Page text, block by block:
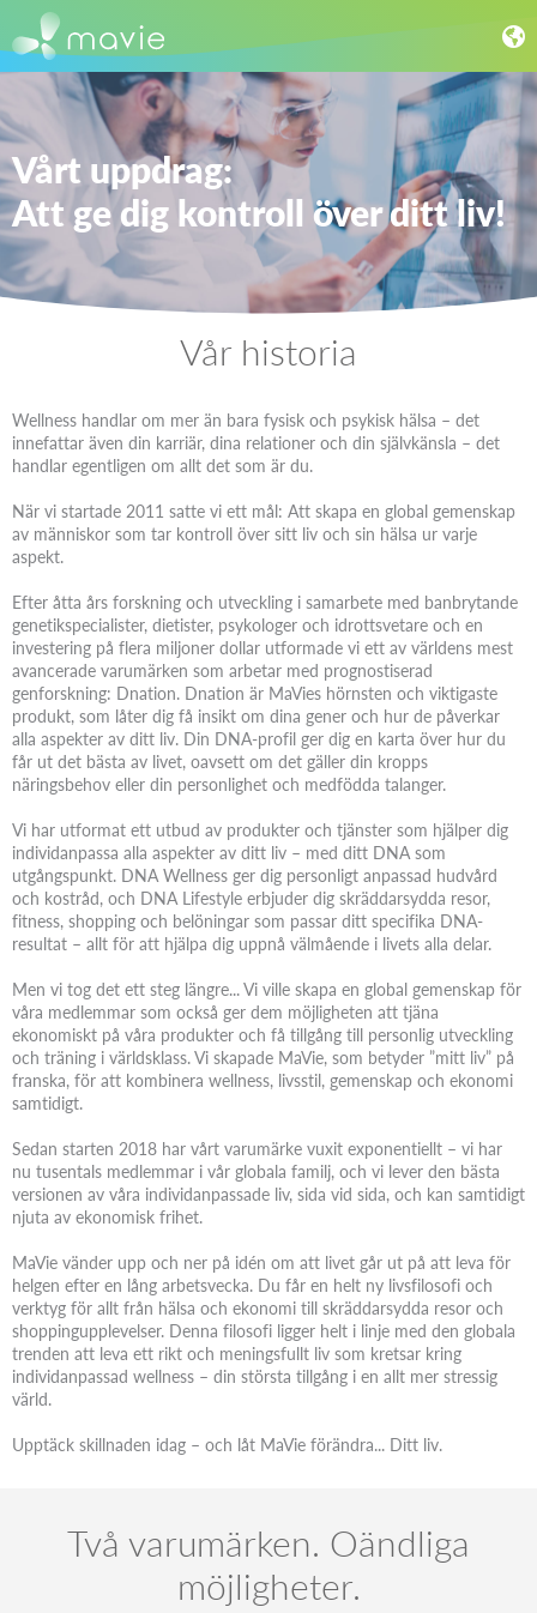
Vårt uppdrag:
Att ge dig kontroll över ditt liv!
Vår historia
Wellness handlar om mer än bara fysisk och psykisk hälsa – det
innefattar även din karriär, dina relationer och din självkänsla – det
handlar egentligen om allt det som är du.
När vi startade 2011 satte vi ett mål: Att skapa en global gemenskap
av människor som tar kontroll över sitt liv och sin hälsa ur varje
aspekt.
Efter åtta års forskning och utveckling i samarbete med banbrytande
genetikspecialister, dietister, psykologer och idrottsvetare och en
investering på flera miljoner dollar utformade vi ett av världens mest
avancerade varumärken som arbetar med prognostiserad
genforskning: Dnation. Dnation är MaVies hörnsten och viktigaste
produkt, som låter dig få insikt om dina gener och hur de påverkar
alla aspekter av ditt liv. Din DNA-profil ger dig en karta över hur du
får ut det bästa av livet, oavsett om det gäller din kropps
näringsbehov eller din personlighet och medfödda talanger.
Vi har utformat ett utbud av produkter och tjänster som hjälper dig
individanpassa alla aspekter av ditt liv – med ditt DNA som
utgångspunkt. DNA Wellness ger dig personligt anpassad hudvård
och kostråd, och DNA Lifestyle erbjuder dig skräddarsydda resor,
fitness, shopping och belöningar som passar ditt specifika DNA-
resultat – allt för att hjälpa dig uppnå välmående i livets alla delar.
Men vi tog det ett steg längre... Vi ville skapa en global gemenskap för
våra medlemmar som också ger dem möjligheten att tjäna
ekonomiskt på våra produkter och få tillgång till personlig utveckling
och träning i världsklass. Vi skapade MaVie, som betyder ”mitt liv” på
franska, för att kombinera wellness, livsstil, gemenskap och ekonomi
samtidigt.
Sedan starten 2018 har vårt varumärke vuxit exponentiellt – vi har
nu tusentals medlemmar i vår globala familj, och vi lever den bästa
versionen av våra individanpassade liv, sida vid sida, och kan samtidigt
njuta av ekonomisk frihet.
MaVie vänder upp och ner på idén om att livet går ut på att leva för
helgen efter en lång arbetsvecka. Du får en helt ny livsfilosofi och
verktyg för allt från hälsa och ekonomi till skräddarsydda resor och
shoppingupplevelser. Denna filosofi ligger helt i linje med den globala
trenden att leva ett rikt och meningsfullt liv som kretsar kring
individanpassad wellness – din största tillgång i en allt mer stressig
värld.
Upptäck skillnaden idag – och låt MaVie förändra... Ditt liv.
Två varumärken. Oändliga
möjligheter.